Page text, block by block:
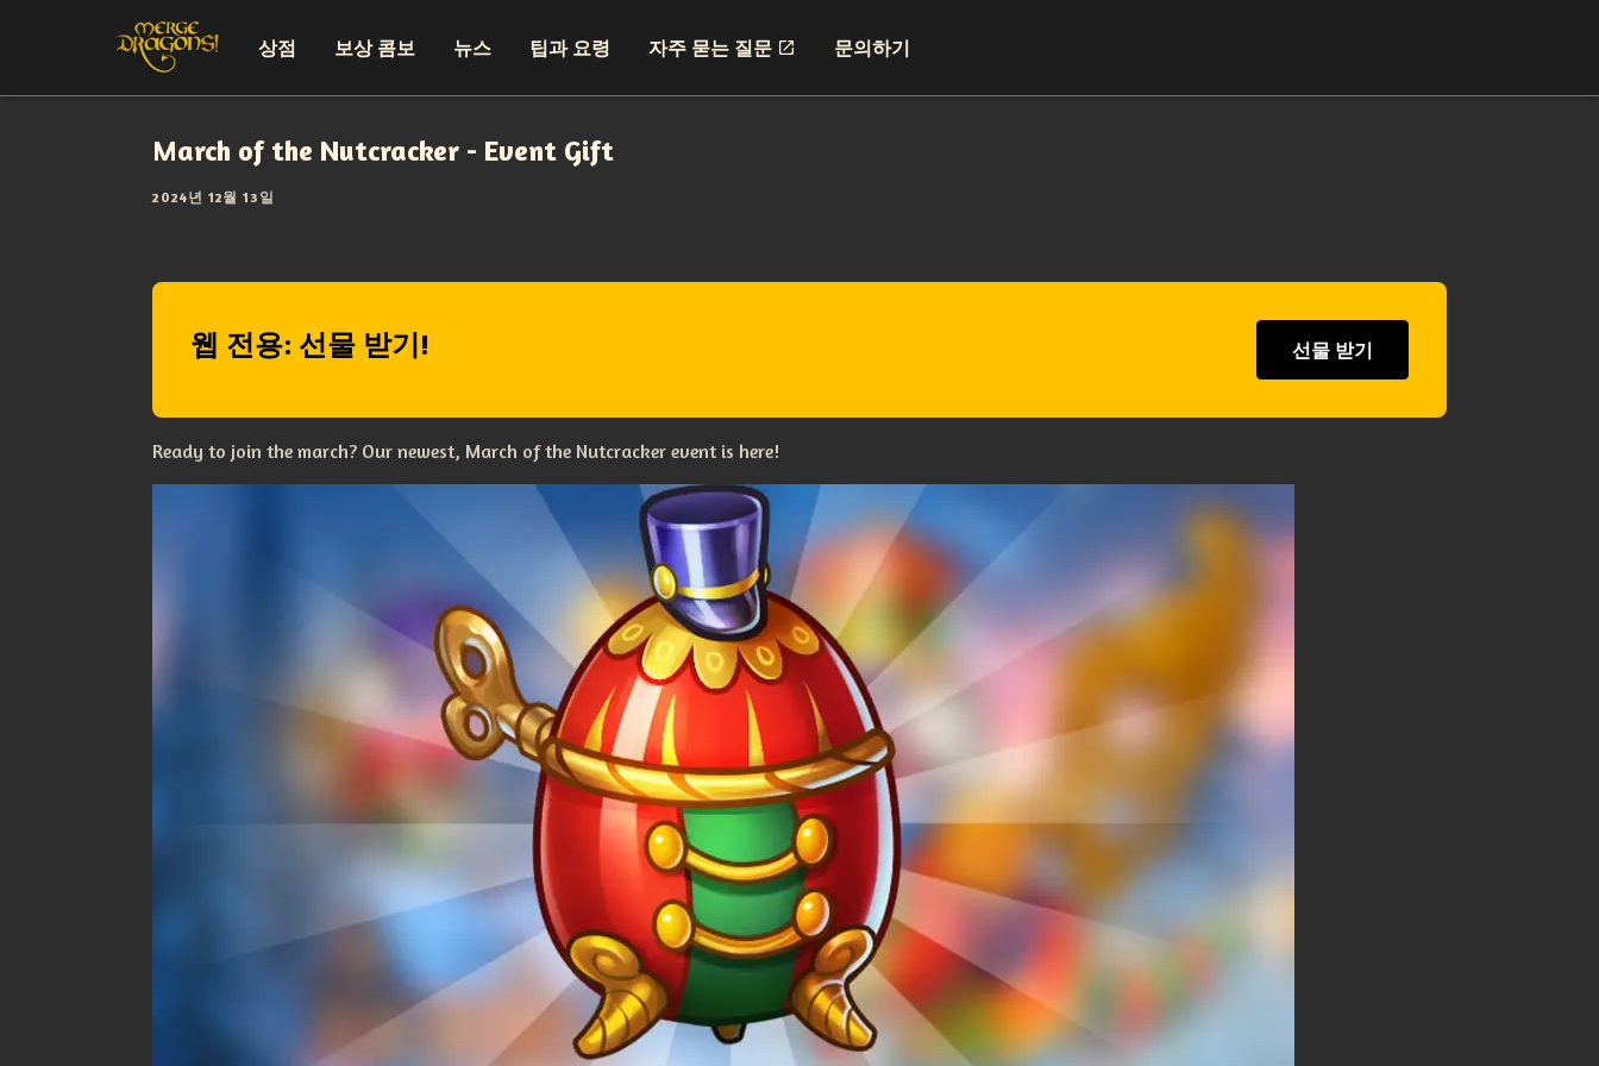
상점 보상 콤보 뉴스 팁과 요령 자주 묻는 질문 문의하기
March of the Nutcracker - Event Gift
2024년 12월 13일
웹 전용: 선물 받기! 선물 받기
Ready to join the march? Our newest, March of the Nutcracker event is here!